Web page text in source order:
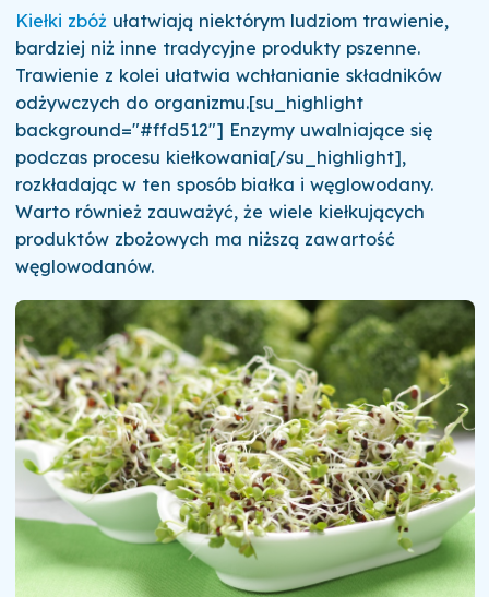
Kiełki zbóż ułatwiają niektórym ludziom trawienie,
bardziej niż inne tradycyjne produkty pszenne.
Trawienie z kolei ułatwia wchłanianie składników
odżywczych do organizmu.[su_highlight
background="#ffd512"] Enzymy uwalniające się
podczas procesu kiełkowania[/su_highlight],
rozkładając w ten sposób białka i węglowodany.
Warto również zauważyć, że wiele kiełkujących
produktów zbożowych ma niższą zawartość
węglowodanów.